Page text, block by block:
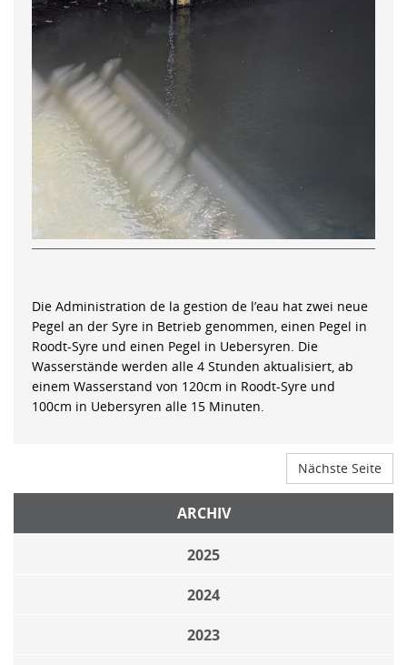
Die Administration de la gestion de l’eau hat zwei neue
Pegel an der Syre in Betrieb genommen, einen Pegel in
Roodt-Syre und einen Pegel in Uebersyren. Die
Wasserstände werden alle 4 Stunden aktualisiert, ab
einem Wasserstand von 120cm in Roodt-Syre und
100cm in Uebersyren alle 15 Minuten.
Nächste Seite
ARCHIV
2025
2024
2023